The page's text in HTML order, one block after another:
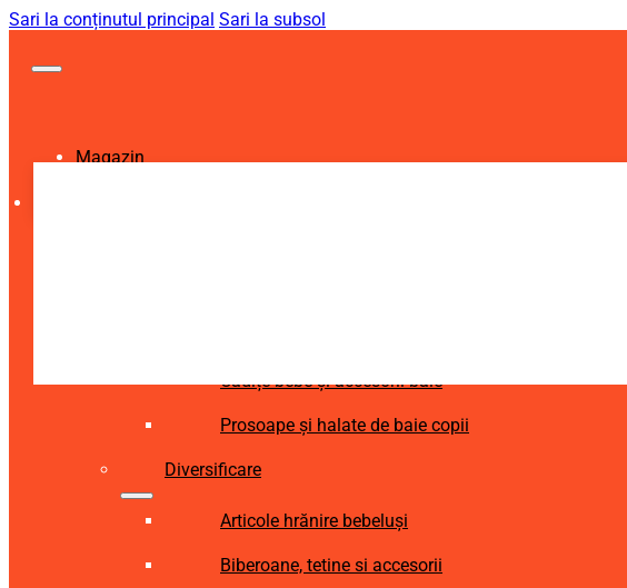
Sari la conținutul principal Sari la subsol
Magazin
Cădițe bebe și accesorii baie
Prosoape și halate de baie copii
Diversificare
Articole hrănire bebeluși
Biberoane, tetine si accesorii